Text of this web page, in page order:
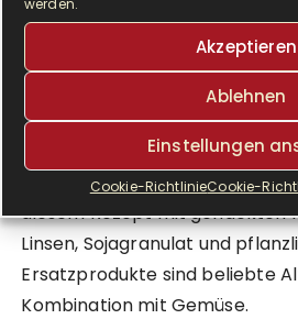
werden.
Akzeptieren
Ablehnen
Einstellungen
Cookie-RichtlinieCookie-
Original aber näher kommen.
Welche Zutaten eignen sich
vegetarische Bolognese?
Die sämige Konsistenz der
diesem Rezept mit gehackten
Linsen, Sojagranulat und
Ersatzprodukte sind beliebte
Kombination mit Gemüse.